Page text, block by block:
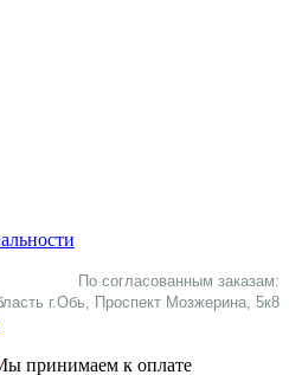
По согласованным заказам:
г.Обь, Проспект Мозжерина, 5к8​